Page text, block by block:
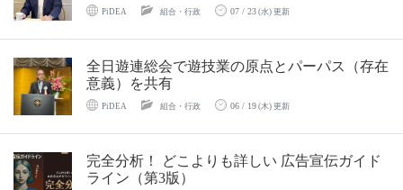
PiDEA 組合・行政 07 / 23(水) 更新
全日遊連総会で遊技業の原点とパーパス（存在
意義）を共有
PiDEA 組合・行政 06 / 19(木) 更新
完全分析！ どこよりも詳しい 広告宣伝ガイド
ライン（第3版）